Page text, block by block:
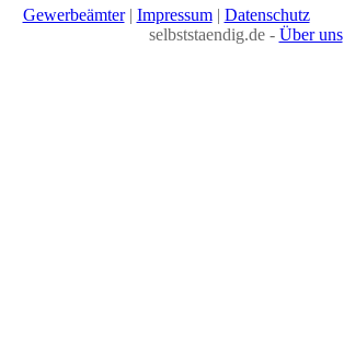
Gewerbeämter| Impressum| Datenschutz
selbststaendig.de - Über uns